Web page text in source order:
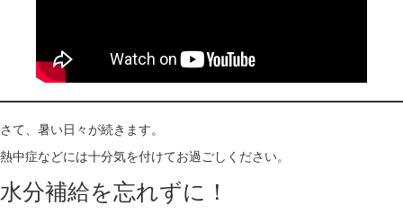
さて、暑い日々が続きます。
熱中症などには十分気を付けてお過ごしください。
水分補給を忘れずに！